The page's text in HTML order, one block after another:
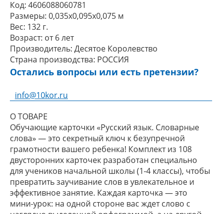
Код: 4606088060781
Размеры: 0,035x0,095x0,075 м
Вес: 132 г.
Возраст: от 6 лет
Производитель: Десятое Королевство
Страна производства: РОССИЯ
Остались вопросы или есть претензии?
info@10kor.ru
О ТОВАРЕ
Обучающие карточки «Русский язык. Словарные
слова» — это секретный ключ к безупречной
грамотности вашего ребенка! Комплект из 108
двусторонних карточек разработан специально
для учеников начальной школы (1-4 классы), чтобы
превратить заучивание слов в увлекательное и
эффективное занятие. Каждая карточка — это
мини-урок: на одной стороне вас ждет слово с